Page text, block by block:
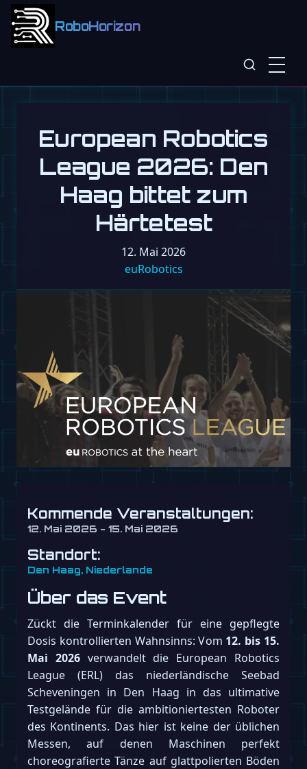
RoboHorizon
European Robotics
League 2026: Den
Haag bittet zum
Härtetest
12. Mai 2026
euRobotics
Kommende Veranstaltungen:
12. Mai 2026 - 15. Mai 2026
Standort:
Den Haag, Niederlande
Über das Event
Zückt die Terminkalender für eine gepflegte
Dosis kontrollierten Wahnsinns: Vom 12. bis 15.
Mai 2026verwandelt die European Robotics
League (ERL) das niederländische Seebad
Scheveningen in Den Haag in das ultimative
Testgelände für die ambitioniertesten Roboter
des Kontinents. Das hier ist keine der üblichen
Messen, auf denen Maschinen perfekt
choreografierte Tänze auf glattpolierten Böden